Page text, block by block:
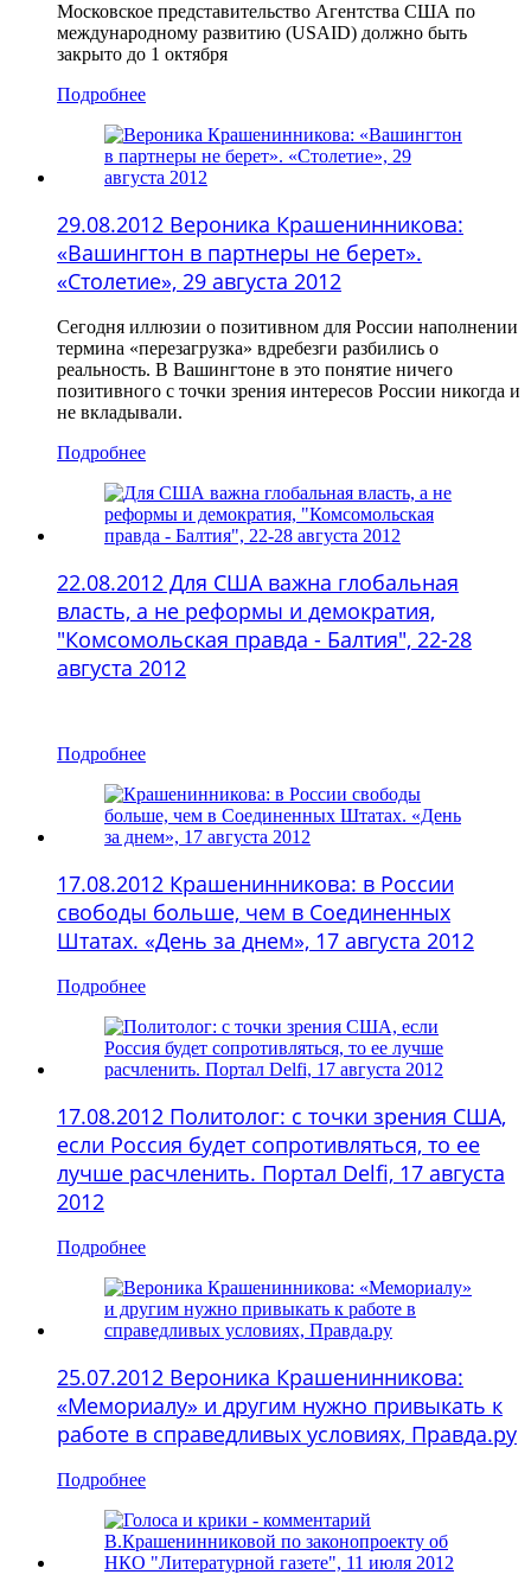
Московское представительство Агентства США по
международному развитию (USAID) должно быть
закрыто до 1 октября
Подробнее
29.08.2012 Вероника Крашенинникова:
«Вашингтон в партнеры не берет».
«Столетие», 29 августа 2012
Сегодня иллюзии о позитивном для России наполнении
термина «перезагрузка» вдребезги разбились о
реальность. В Вашингтоне в это понятие ничего
позитивного с точки зрения интересов России никогда и
не вкладывали.
Подробнее
22.08.2012 Для США важна глобальная
власть, а не реформы и демократия,
"Комсомольская правда - Балтия", 22-28
августа 2012
Подробнее
17.08.2012 Крашенинникова: в России
свободы больше, чем в Соединенных
Штатах. «День за днем», 17 августа 2012
Подробнее
17.08.2012 Политолог: с точки зрения США,
если Россия будет сопротивляться, то ее
лучше расчленить. Портал Delfi, 17 августа
2012
Подробнее
25.07.2012 Вероника Крашенинникова:
«Мемориалу» и другим нужно привыкать к
работе в справедливых условиях, Правда.ру
Подробнее